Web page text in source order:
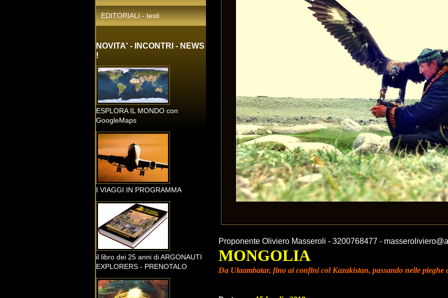
Proponente Oliviero Masseroli - 3200768477 -
MONGOLIA
Da Ulaambatar, fino ai confini col Kazakistan, passando nelle
EDITORIALI - testi
NOVITA' - INCONTRI - NEWS
!
ESPLORA IL MONDO con
GoogleMaps
I VIAGGI IN PROGRAMMA
il libro dei 25 anni di ARGONAUTI
EXPLORERS - PRENOTALO